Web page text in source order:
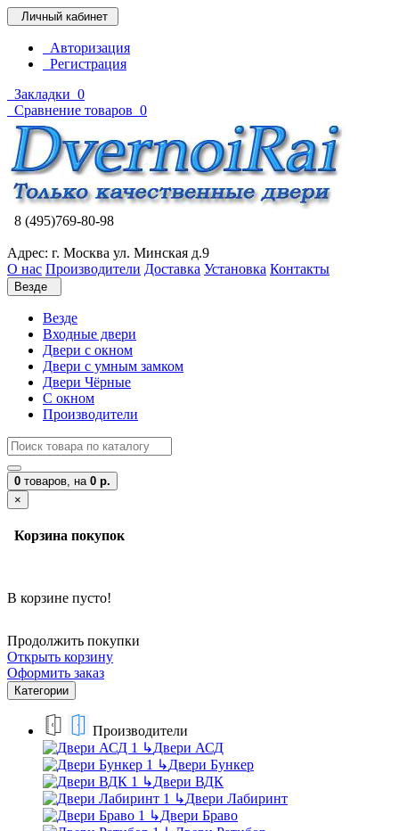
Личный кабинет
Авторизация
Регистрация
Закладки 0
Сравнение товаров 0
8 (495)769-80-98
Адрес: г. Москва ул. Минская д.9
О нас Производители Доставка Установка Контакты
Везде
Везде
Входные двери
Двери с окном
Двери с умным замком
Двери Чёрные
C окном
Производители
0 товаров, на 0 р.
×
Корзина покупок
В корзине пусто!
Продолжить покупки
Открыть корзину
Оформить заказ
Категории
Производители
↳Двери АСД
↳Двери Бункер
↳Двери ВДК
↳Двери Лабиринт
↳Двери Браво